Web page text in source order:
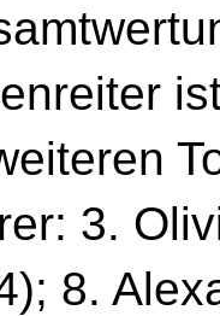
3.
8.